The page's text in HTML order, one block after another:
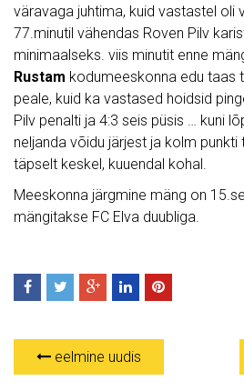
väravaga juhtima, kuid vastastel oli
77.minutil vähendas Roven Pilv
minimaalseks. viis minutit enne
Rustam kodumeeskonna edu taas
peale, kuid ka vastased hoidsid
Pilv penalti ja 4:3 seis püsis … kuni
neljanda võidu järjest ja kolm
täpselt keskel, kuuendal kohal.
Meeskonna järgmine mäng on
mängitakse FC Elva duubliga.
eelmine uudis